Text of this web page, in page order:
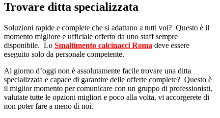
Trovare ditta specializzata
Soluzioni rapide e complete che si adattano a tutti voi? Questo è il
momento migliore e ufficiale offerto da uno staff sempre
disponibile. Lo Smaltimento calcinacci Roma deve essere
eseguito solo da personale competente.
Al giorno d’oggi non è assolutamente facile trovare una ditta
specializzata e capace di garantire delle offerte complete? Questo è
il miglior momento per comunicare con un gruppo di professionisti,
valutate tutte le opzioni migliori e poco alla volta, vi accorgerete di
non poter fare a meno di noi.